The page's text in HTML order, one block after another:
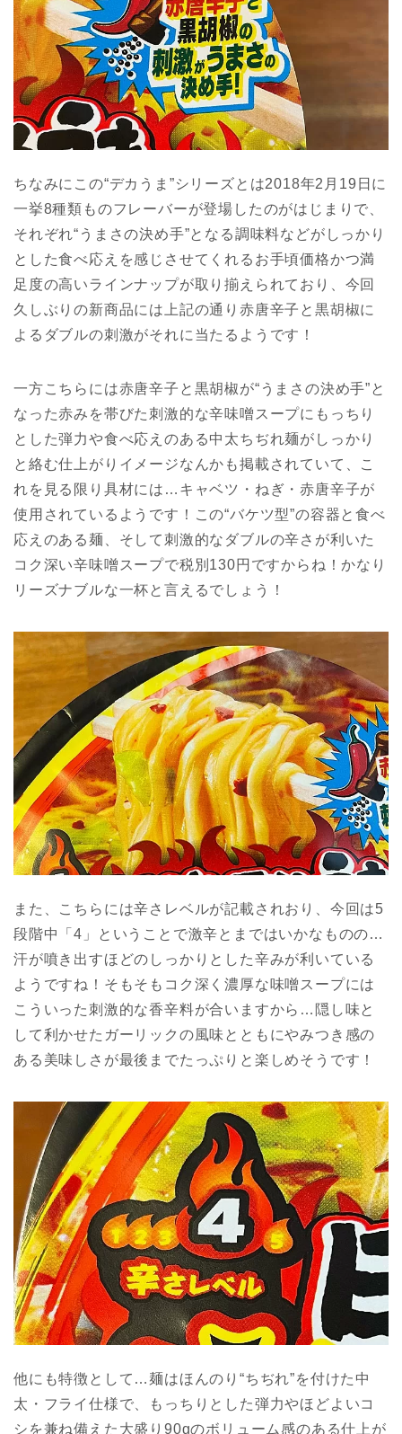
ちなみにこの“デカうま”シリーズとは2018年2月19日に
一挙8種類ものフレーバーが登場したのがはじまりで、
それぞれ“うまさの決め手”となる調味料などがしっかり
とした食べ応えを感じさせてくれるお手頃価格かつ満
足度の高いラインナップが取り揃えられており、今回
久しぶりの新商品には上記の通り赤唐辛子と黒胡椒に
よるダブルの刺激がそれに当たるようです！
一方こちらには赤唐辛子と黒胡椒が“うまさの決め手”と
なった赤みを帯びた刺激的な辛味噌スープにもっちり
とした弾力や食べ応えのある中太ちぢれ麺がしっかり
と絡む仕上がりイメージなんかも掲載されていて、こ
れを見る限り具材には…キャベツ・ねぎ・赤唐辛子が
使用されているようです！この“バケツ型”の容器と食べ
応えのある麺、そして刺激的なダブルの辛さが利いた
コク深い辛味噌スープで税別130円ですからね！かなり
リーズナブルな一杯と言えるでしょう！
また、こちらには辛さレベルが記載されおり、今回は5
段階中「4」ということで激辛とまではいかなものの…
汗が噴き出すほどのしっかりとした辛みが利いている
ようですね！そもそもコク深く濃厚な味噌スープには
こういった刺激的な香辛料が合いますから…隠し味と
して利かせたガーリックの風味とともにやみつき感の
ある美味しさが最後までたっぷりと楽しめそうです！
他にも特徴として…麺はほんのり“ちぢれ”を付けた中
太・フライ仕様で、もっちりとした弾力やほどよいコ
シを兼ね備えた大盛り90gのボリューム感のある仕上が